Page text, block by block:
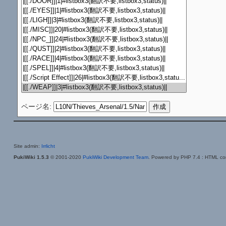
ページ名:
Site admin: Irrlicht
PukiWiki 1.5.3 © 2001-2020 PukiWiki Development Team. Powered by PHP 7.4 : HTML